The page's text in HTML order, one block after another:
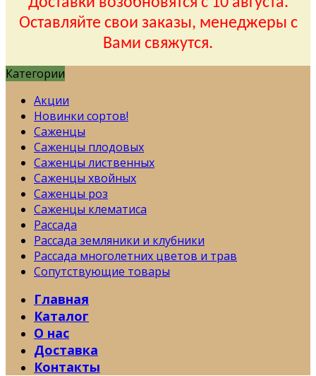
Оставляйте свои заказы, менеджеры с
Вами свяжутся.
Категории
Акции
Новинки сортов!
Саженцы
Саженцы плодовых
Саженцы лиственных
Саженцы хвойных
Саженцы роз
Саженцы клематиса
Рассада
Рассада земляники и клубники
Рассада многолетних цветов и трав
Сопутствующие товары
Главная
Каталог
О нас
Доставка
Контакты